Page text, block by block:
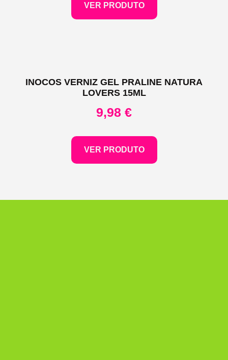
VER PRODUTO
INOCOS VERNIZ GEL PRALINE NATURA
LOVERS 15ML
9,98 €
VER PRODUTO